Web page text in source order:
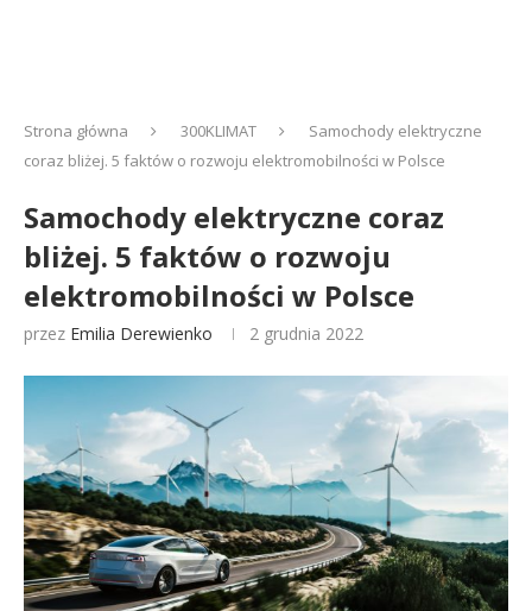
Strona główna 300KLIMAT
Samochody elektryczne
coraz bliżej. 5 faktów o rozwoju elektromobilności w Polsce
Samochody elektryczne coraz
bliżej. 5 faktów o rozwoju
elektromobilności w Polsce
przez Emilia Derewienko 2 grudnia 2022